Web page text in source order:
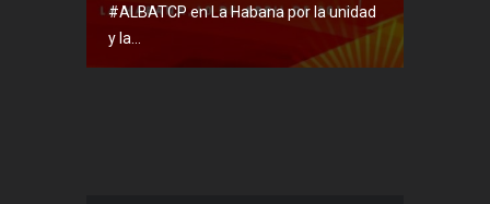
#ALBATCP en La Habana por la unidad
y la...